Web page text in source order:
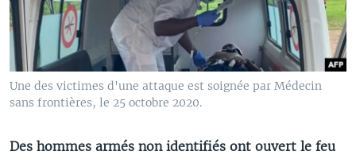
Une des victimes d'une attaque est soignée par Médecin
sans frontières, le 25 octobre 2020.
Des hommes armés non identifiés ont ouvert le feu